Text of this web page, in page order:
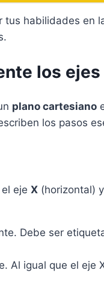
tus habilidades en
los
plano cartesiano
los pasos
eje X (horizontal)
Debe ser
Al igual que el eje